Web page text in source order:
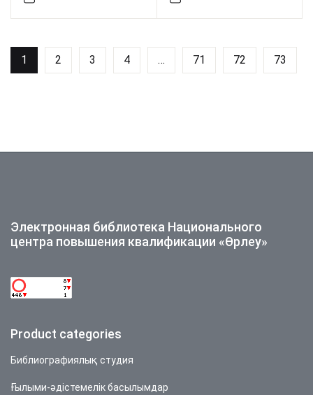
2026. 3 БӨЛІМ
2026. 2 БӨЛІМ
1 2 3 4 … 71 72 73
Электронная библиотека Национального
центра повышения квалификации «Өрлеу»
Product categories
Библиографиялық студия
Ғылыми-әдістемелік басылымдар